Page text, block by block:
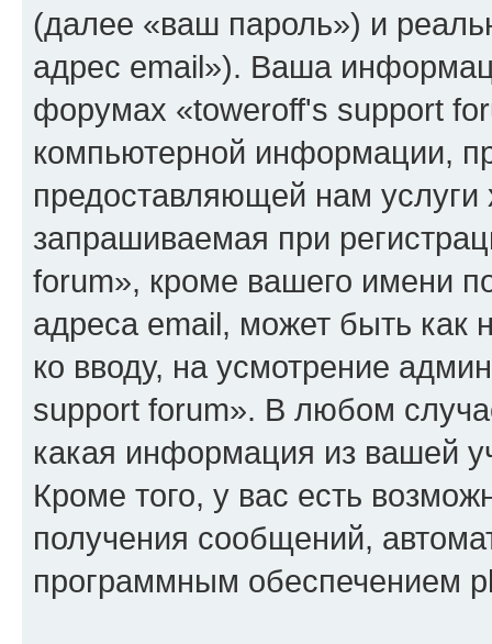
(далее «ваш пароль») и
адрес email»). Ваша
форумах «toweroff's support
компьютерной информации,
предоставляющей нам
запрашиваемая при
forum», кроме вашего имени
адреса email, может быть как
ко вводу, на усмотрение
support forum». В любом
какая информация из вашей
Кроме того, у вас есть
получения сообщений,
программным обеспечением